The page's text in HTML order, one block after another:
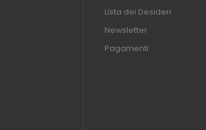
Lista dei Desideri
Newsletter
Pagamenti